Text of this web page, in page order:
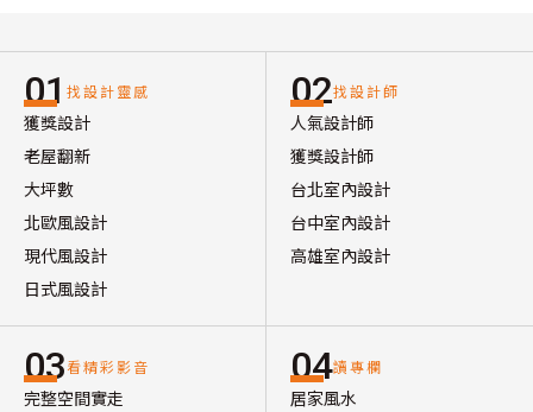
01 找設計靈感
獲獎設計
老屋翻新
大坪數
北歐風設計
現代風設計
日式風設計
02找設計師
人氣設計師
獲獎設計師
台北室內設計
台中室內設計
高雄室內設計
03看精彩影音
完整空間實走
04讀專欄
居家風水